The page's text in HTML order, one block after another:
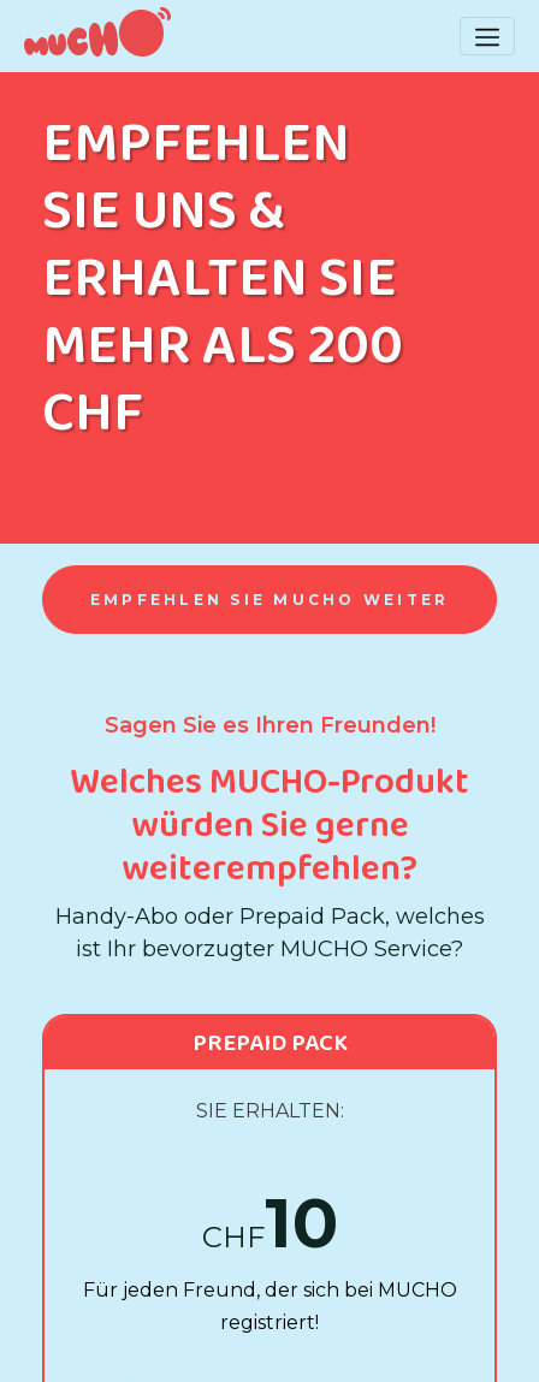
EMPFEHLEN
SIE UNS &
ERHALTEN SIE
MEHR ALS 200
CHF
EMPFEHLEN SIE MUCHO WEITER
Sagen Sie es Ihren Freunden!
Welches MUCHO-Produkt
würden Sie gerne
weiterempfehlen?
Handy-Abo oder Prepaid Pack, welches
ist Ihr bevorzugter MUCHO Service?
PREPAID PACK
SIE ERHALTEN:
CHF10
Für jeden Freund, der sich bei MUCHO
registriert!